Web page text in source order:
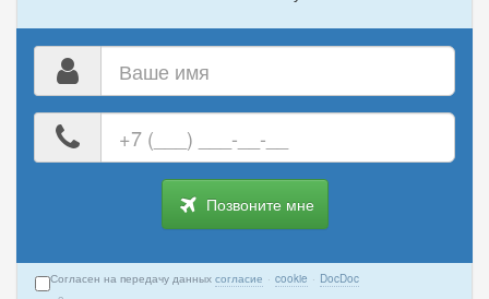
номер
телефона
Позвоните мне
Согласен на передачу данных согласие · cookie · DocDoc